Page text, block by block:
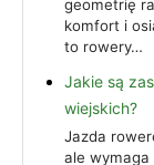
geometrię
komfort i
to rowery…
Jakie są
wiejskich?
Jazda
ale wymaga